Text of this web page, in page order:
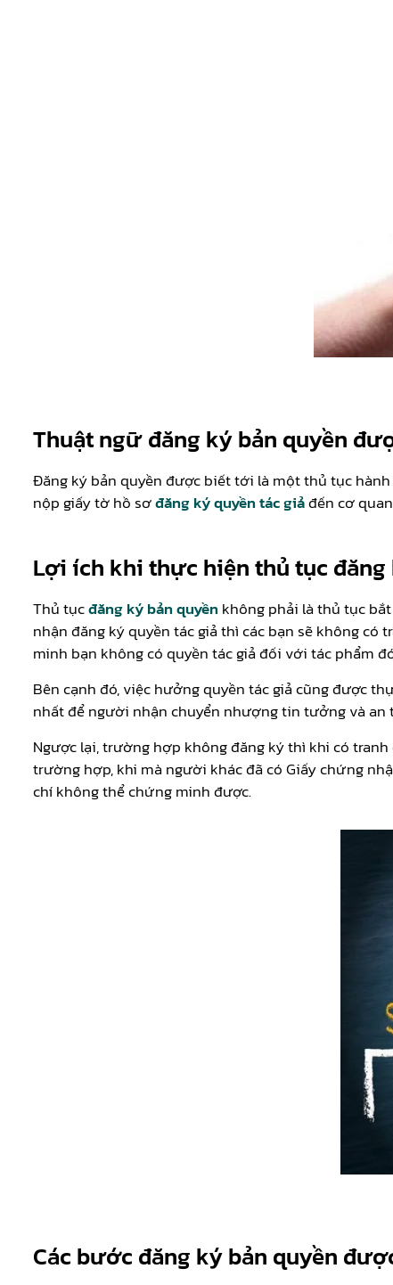
Thuật ngữ đăng ký bản quyền
Đăng ký bản quyền được biết tới là một thủ tục
nộp giấy tờ hồ sơđăng ký quyền tác giảđến cơ
Lợi ích khi thực hiện thủ tục đăng
Thủ tụcđăng ký bản quyền không phải là thủ tục
nhận đăng ký quyền tác giả thì các bạn sẽ không
minh bạn không có quyền tác giả đối với tác phẩm
Bên cạnh đó, việc hưởng quyền tác giả cũng được
nhất để người nhận chuyển nhượng tin tưởng và an
Ngược lại, trường hợp không đăng ký thì khi có
trường hợp, khi mà người khác đã có Giấy chứng
chí không thể chứng minh được.
Các bước đăng ký bản quyền